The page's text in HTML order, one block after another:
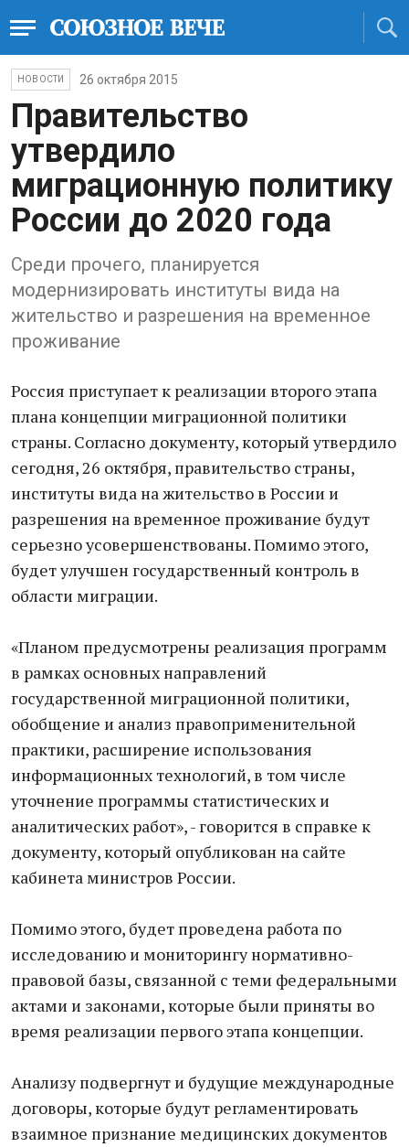
НОВОСТИ 26 октября 2015
Правительство
утвердило
миграционную политику
России до 2020 года
Среди прочего, планируется
модернизировать институты вида на
жительство и разрешения на временное
проживание
Россия приступает к реализации второго этапа
плана концепции миграционной политики
страны. Согласно документу, который утвердило
сегодня, 26 октября, правительство страны,
институты вида на жительство в России и
разрешения на временное проживание будут
серьезно усовершенствованы. Помимо этого,
будет улучшен государственный контроль в
области миграции.
«Планом предусмотрены реализация программ
в рамках основных направлений
государственной миграционной политики,
обобщение и анализ правоприменительной
практики, расширение использования
информационных технологий, в том числе
уточнение программы статистических и
аналитических работ», - говорится в справке к
документу, который опубликован на сайте
кабинета министров России.
Помимо этого, будет проведена работа по
исследованию и мониторингу нормативно-
правовой базы, связанной с теми федеральными
актами и законами, которые были приняты во
время реализации первого этапа концепции.
Анализу подвергнут и будущие международные
договоры, которые будут регламентировать
взаимное признание медицинских документов